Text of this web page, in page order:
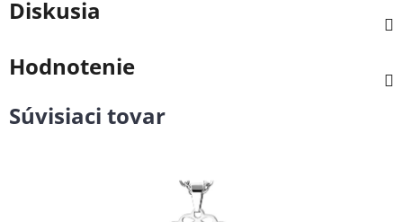
Diskusia
Hodnotenie
Súvisiaci tovar